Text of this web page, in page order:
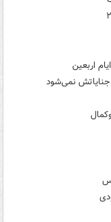
جنایاتش نمی‌شود